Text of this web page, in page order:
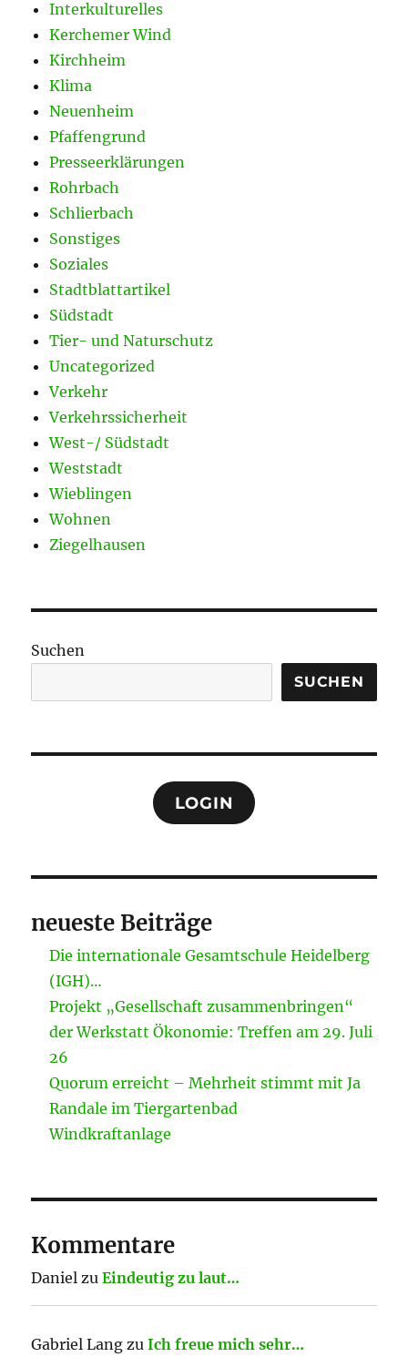
Interkulturelles
Kerchemer Wind
Kirchheim
Klima
Neuenheim
Pfaffengrund
Presseerklärungen
Rohrbach
Schlierbach
Sonstiges
Soziales
Stadtblattartikel
Südstadt
Tier- und Naturschutz
Uncategorized
Verkehr
Verkehrssicherheit
West-/ Südstadt
Weststadt
Wieblingen
Wohnen
Ziegelhausen
Suchen
SUCHEN
LOGIN
neueste Beiträge
Die internationale Gesamtschule Heidelberg
(IGH)…
Projekt „Gesellschaft zusammenbringen“
der Werkstatt Ökonomie: Treffen am 29. Juli
26
Quorum erreicht – Mehrheit stimmt mit Ja
Randale im Tiergartenbad
Windkraftanlage
Kommentare
Daniel zuEindeutig zu laut…
Gabriel Lang zuIch freue mich sehr…